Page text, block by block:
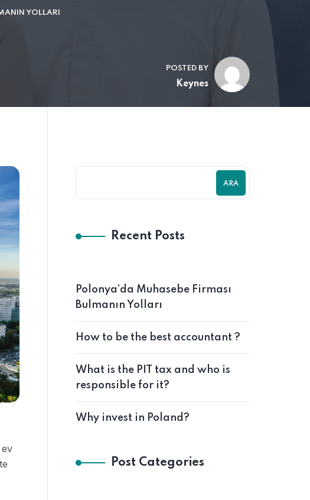
YOLLARI
POSTED BY
Keynes
ARA
Recent Posts
Polonya’da Muhasebe Firması
Bulmanın Yolları
How to be the best accountant ?
What is the PIT tax and who is
responsible for it?
Why invest in Poland?
Post Categories